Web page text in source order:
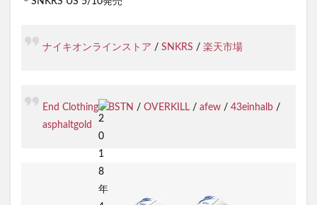
ナイキオンラインストア / SNKRS / 楽天市場
End Clothing/BSTN / OVERKILL / afew / 43einhalb /
asphaltgold